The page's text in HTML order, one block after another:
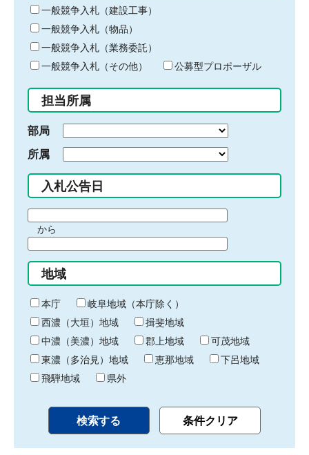
キ
ー
ワ
ー
ド
入
力
一般競争入札（建設工事）
一般競争入札（物品）
一般競争入札（業務委託）
一般競争入札（その他）
公募型プロポーザル
担当所属
部局
所属
入札公告日
間
始
り
から
間
終
わ
り
地域
本庁
岐阜地域（本庁除く）
西濃（大垣）地域
揖斐地域
中濃（美濃）地域
郡上地域
可茂地域
東濃（多治見）地域
恵那地域
下呂地域
飛騨地域
県外